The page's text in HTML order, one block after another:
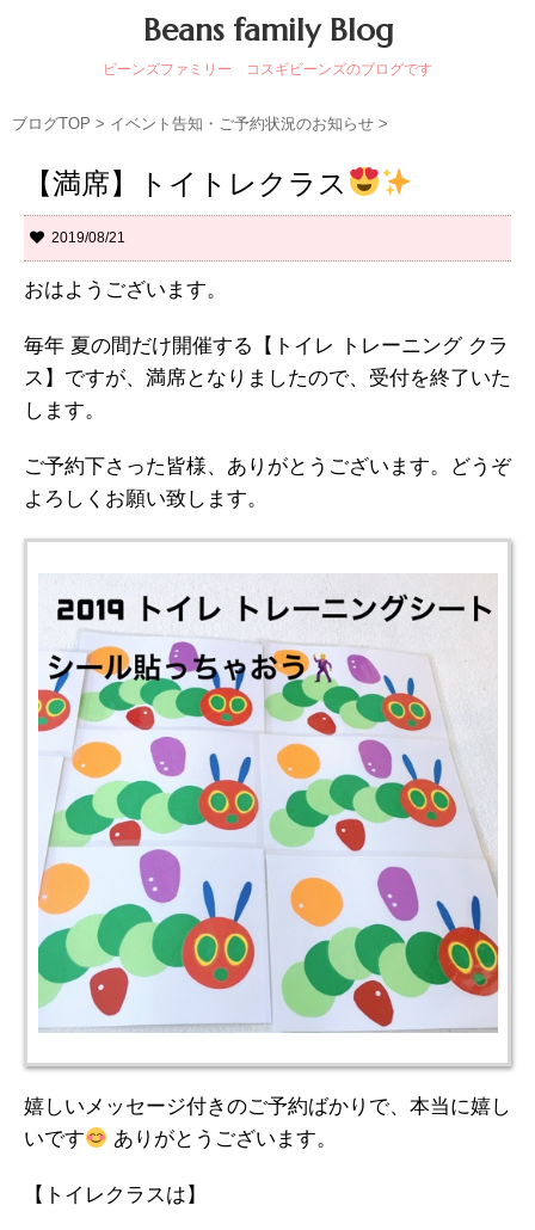
Beans family Blog
ビーンズファミリー コスギビーンズのブログです
ブログTOP > イベント告知・ご予約状況のお知らせ >
【満席】トイトレクラス
2019/08/21
おはようございます。
毎年 夏の間だけ開催する【トイレ トレーニング クラ
ス】ですが、満席となりましたので、受付を終了いた
します。
ご予約下さった皆様、ありがとうございます。どうぞ
よろしくお願い致します。
嬉しいメッセージ付きのご予約ばかりで、本当に嬉し
いです
ありがとうございます。
【トイレクラスは】